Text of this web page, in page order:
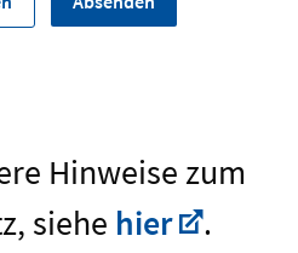
Hinweise zum
siehe hier .